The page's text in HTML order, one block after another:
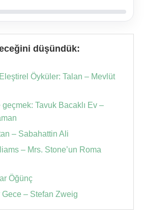
düşündük:
Öyküler: Talan – Mevlüt
Tavuk Bacaklı Ev –
– Sabahattin Ali
– Mrs. Stone’un Roma
Öğünç
– Stefan Zweig